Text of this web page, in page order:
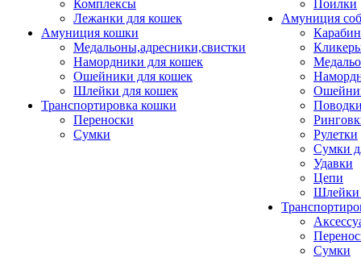
Комплексы
Лежанки для кошек
Амуниция кошки
Медальоны,адресники,свистки
Намордники для кошек
Ошейники для кошек
Шлейки для кошек
Транспортировка кошки
Переноски
Сумки
Поилки
Амуниция
Рулетки
Сумки
Удавки
Цепи
Шлейки
Сумки